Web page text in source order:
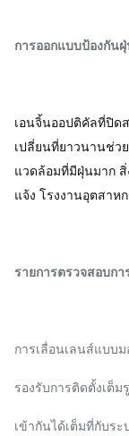
การออกแบบป้องกัน
เอนจิ้นออปติคัลที่ปิด
เปลี่ยนที่ยาวนานช่ว
แวดล้อมที่มีฝุ่นมาก
แจ้ง โรงงานอุตสาห
รายการตรวจสอบกา
การเลื่อนเลนส์แบบ
รองรับการติดตั้งเต็ม
เข้ากันได้เต็มที่กับระ